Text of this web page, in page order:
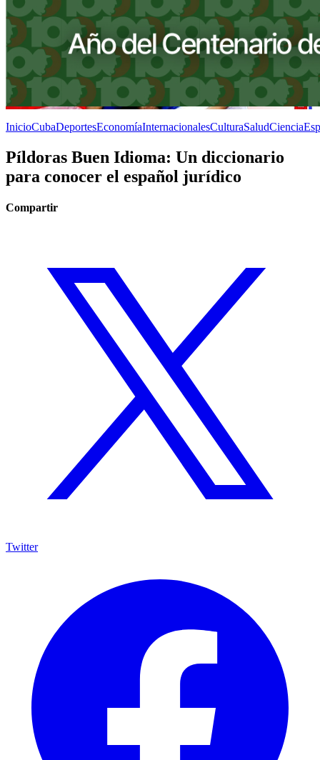
InicioCubaDeportesEconomíaInternacionalesCulturaSaludCiencia
Píldoras Buen Idioma: Un diccionario
para conocer el español jurídico
Compartir
Twitter